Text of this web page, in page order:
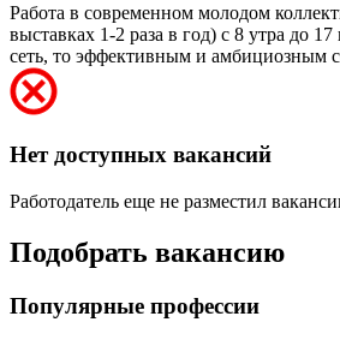
Работа в современном молодом
выставках 1-2 раза в год) с 8 утра до
сеть, то эффективным и амбициозным
Нет доступных вакансий
Работодатель еще не разместил
Подобрать вакансию
Популярные профессии